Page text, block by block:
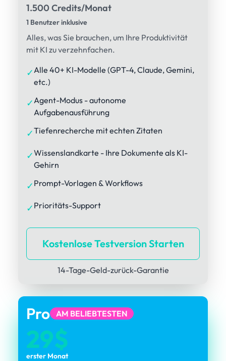
1.500 Credits/Monat
1 Benutzer inklusive
Alles, was Sie brauchen, um Ihre Produktivität
mit KI zu verzehnfachen.
✓Alle 40+ KI-Modelle (GPT-4, Claude, Gemini,
etc.)
✓Agent-Modus - autonome
Aufgabenausführung
✓Tiefenrecherche mit echten Zitaten
✓Wissenslandkarte - Ihre Dokumente als KI-
Gehirn
✓ Prompt-Vorlagen & Workflows
✓ Prioritäts-Support
Kostenlose Testversion Starten
14-Tage-Geld-zurück-Garantie
Pro AM BELIEBTESTEN
29$
erster Monat